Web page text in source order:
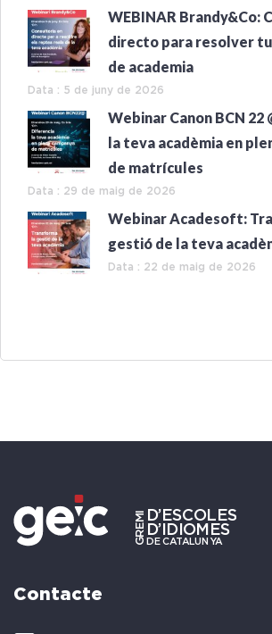
WEBINAR Brandy&Co:
directo para resolver
de academia
Data : 5 de juny de 2026
Webinar Canon BCN 22
la teva acadèmia en
de matrícules
Data : 29 de maig de 2026
Webinar Acadesoft:
gestió de la teva
Data : 22 de maig de 2026
Contacte